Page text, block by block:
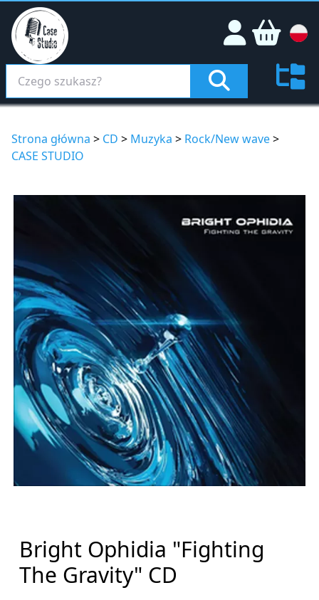
Strona główna > CD > Muzyka > Rock/New wave>
CASE STUDIO
Bright Ophidia "Fighting
The Gravity" CD